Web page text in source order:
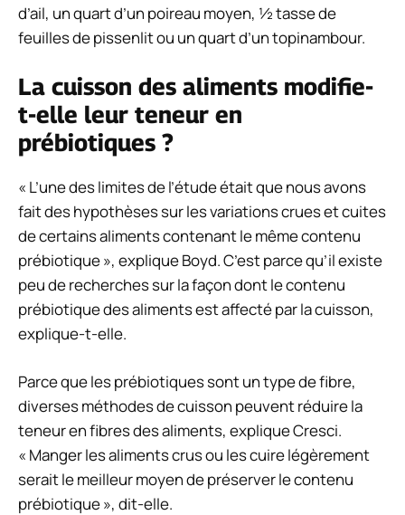
d’ail, un quart d’un poireau moyen, ½ tasse de
feuilles de pissenlit ou un quart d’un topinambour.
La cuisson des aliments modifie-
t-elle leur teneur en
prébiotiques ?
« L’une des limites de l’étude était que nous avons
fait des hypothèses sur les variations crues et cuites
de certains aliments contenant le même contenu
prébiotique », explique Boyd. C’est parce qu’il existe
peu de recherches sur la façon dont le contenu
prébiotique des aliments est affecté par la cuisson,
explique-t-elle.
Parce que les prébiotiques sont un type de fibre,
diverses méthodes de cuisson peuvent réduire la
teneur en fibres des aliments, explique Cresci.
« Manger les aliments crus ou les cuire légèrement
serait le meilleur moyen de préserver le contenu
prébiotique », dit-elle.